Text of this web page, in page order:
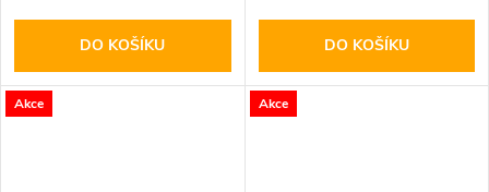
DO KOŠÍKU DO KOŠÍKU
Akce Akce